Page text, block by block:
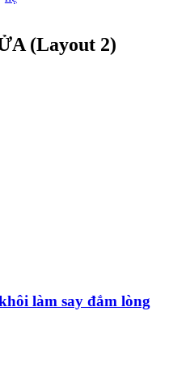
(Layout 2)
làm say đắm lòng